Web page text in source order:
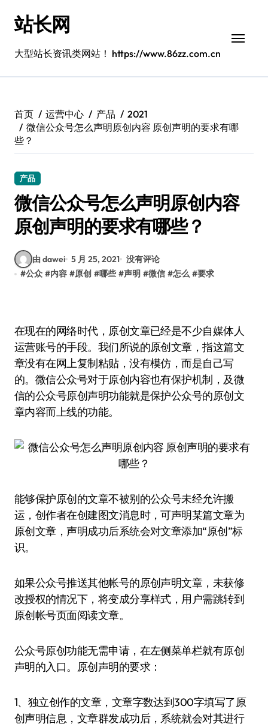
站长网
大型站长资讯类网站！ https://www.86zz.com.cn
首页 运营中心 产品
2021
微信公众号怎么声明原创内容 原创声明的要求有哪
些？
产品
微信公众号怎么声明原创内容
原创声明的要求有哪些？
由 dawei 5 月 25, 2021 没有评论
#公众 #内容 #原创 #哪些 #声明 #微信 #怎么 #要求
在现在的网络时代，原创文章已经是不少自媒体人
运营账号的手段。我们所说的原创文章，指这篇文
章没有在网上复制粘贴，没有模仿，而是自己写
的。微信公众号对于原创内容也有保护机制，及微
信的公众号原创声明功能就是保护公众号的原创文
章内容而上线的功能。
能够保护原创的文章不被别的公众号未经允许搬
运，创作者在创建图文消息时，可声明某篇文章为
原创文章，声明成功后系统会对文章添加“原创”标
识。
如果公众号推送其他帐号的原创声明文章，未获修
改授权的情况下，将变成分享样式，用户需跳转到
原创帐号页面阅读文章。
公众号原创功能无需申请，在左侧菜单栏就有原创
声明的入口。原创声明的要求：
1、独立创作的文章，文章字数达到300字填写了原
创声明信息，文章群发成功后，系统就会对其进行